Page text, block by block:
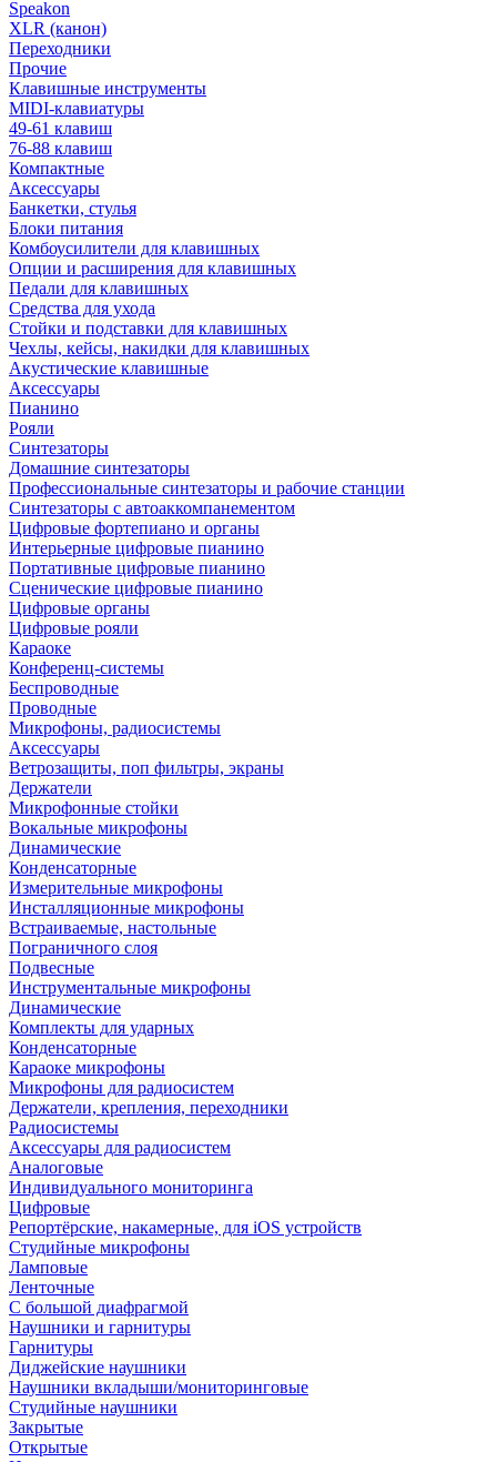
Speakon
XLR (канон)
Переходники
Прочие
Клавишные инструменты
MIDI-клавиатуры
49-61 клавиш
76-88 клавиш
Компактные
Аксессуары
Банкетки, стулья
Блоки питания
Комбоусилители для клавишных
Опции и расширения для клавишных
Педали для клавишных
Средства для ухода
Стойки и подставки для клавишных
Чехлы, кейсы, накидки для клавишных
Акустические клавишные
Аксессуары
Пианино
Рояли
Синтезаторы
Домашние синтезаторы
Профессиональные синтезаторы и рабочие станции
Синтезаторы с автоаккомпанементом
Цифровые фортепиано и органы
Интерьерные цифровые пианино
Портативные цифровые пианино
Сценические цифровые пианино
Цифровые органы
Цифровые рояли
Караоке
Конференц-системы
Беспроводные
Проводные
Микрофоны, радиосистемы
Аксессуары
Ветрозащиты, поп фильтры, экраны
Держатели
Микрофонные стойки
Вокальные микрофоны
Динамические
Конденсаторные
Измерительные микрофоны
Инсталляционные микрофоны
Встраиваемые, настольные
Пограничного слоя
Подвесные
Инструментальные микрофоны
Динамические
Комплекты для ударных
Конденсаторные
Караоке микрофоны
Микрофоны для радиосистем
Держатели, крепления, переходники
Радиосистемы
Аксессуары для радиосистем
Аналоговые
Индивидуального мониторинга
Цифровые
Репортёрские, накамерные, для iOS устройств
Студийные микрофоны
Ламповые
Ленточные
С большой диафрагмой
Наушники и гарнитуры
Гарнитуры
Диджейские наушники
Наушники вкладыши/мониторинговые
Студийные наушники
Закрытые
Открытые